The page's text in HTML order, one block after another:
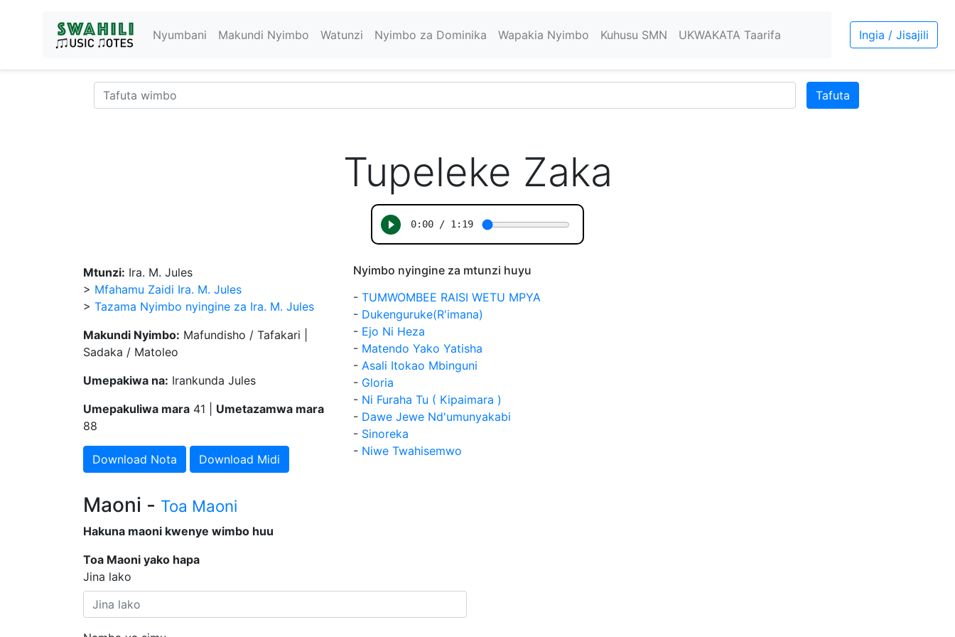
Nyumbani Makundi Nyimbo Watunzi Nyimbo za Dominika Wapakia Nyimbo Kuhusu SMN UKWAKATA Taarifa Ingia / Jisajili
Tafuta
Tupeleke Zaka
Mtunzi: Ira. M. Jules
> Mfahamu Zaidi Ira. M. Jules
> Tazama Nyimbo nyingine za Ira. M. Jules
Makundi Nyimbo: Mafundisho / Tafakari |
Sadaka / Matoleo
Umepakiwa na: Irankunda Jules
Umepakuliwa mara 41 | Umetazamwa mara
88
Download Nota Download Midi
Nyimbo nyingine za mtunzi huyu
- TUMWOMBEE RAISI WETU MPYA
- Dukenguruke(R'imana)
- Ejo Ni Heza
- Matendo Yako Yatisha
- Asali Itokao Mbinguni
- Gloria
- Ni Furaha Tu ( Kipaimara )
- Dawe Jewe Nd'umunyakabi
- Sinoreka
- Niwe Twahisemwo
Maoni - Toa Maoni
Hakuna maoni kwenye wimbo huu
Toa Maoni yako hapa
Jina lako